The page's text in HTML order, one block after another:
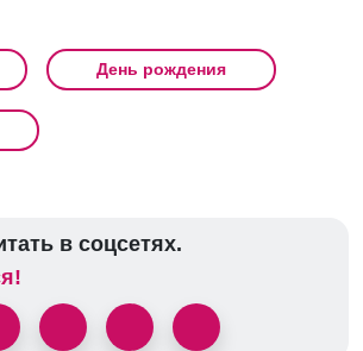
День рождения
в соцсетях.